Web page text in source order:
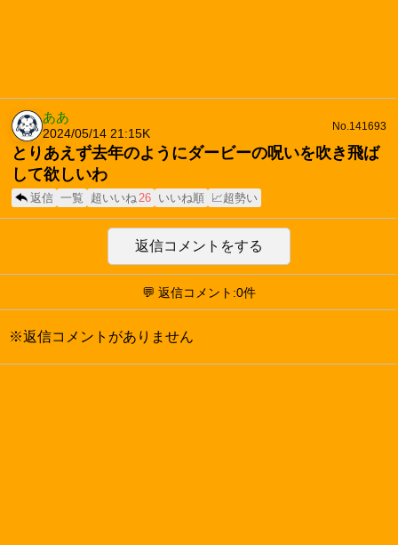
ああ
2024/05/14 21:15K
No.141693
とりあえず去年のようにダービーの呪いを吹き飛ば
して欲しいわ
返信 一覧 超いいね26 いいね順 📈超勢い
返信コメントをする
💬 返信コメント:0件
※返信コメントがありません